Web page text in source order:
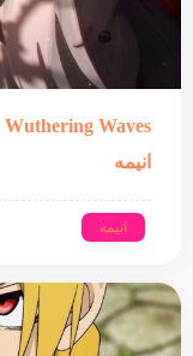
انیمه
انیمه